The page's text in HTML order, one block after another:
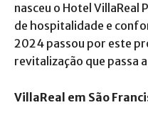
nasceu o Hotel VillaReal
de hospitalidade e
2024 passou por este
revitalização que passa
VillaReal em São